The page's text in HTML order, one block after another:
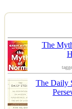
The
The Daily